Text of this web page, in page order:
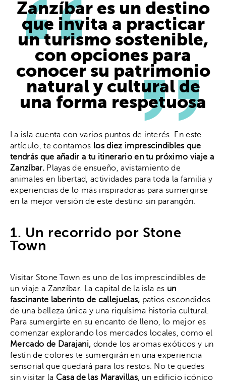
Zanzíbar es un destino
que invita a practicar
un turismo sostenible,
con opciones para
conocer su patrimonio
natural y cultural de
una forma respetuosa
La isla cuenta con varios puntos de interés. En este
artículo, te contamos los diez imprescindibles que
tendrás que añadir a tu itinerario en tu próximo viaje a
Zanzíbar. Playas de ensueño, avistamiento de
animales en libertad, actividades para toda la familia y
experiencias de lo más inspiradoras para sumergirse
en la mejor versión de este destino sin parangón.
1. Un recorrido por Stone
Town
Visitar Stone Town es uno de los imprescindibles de
un viaje a Zanzíbar. La capital de la isla es un
fascinante laberinto de callejuelas, patios escondidos
de una belleza única y una riquísima historia cultural.
Para sumergirte en su encanto de lleno, lo mejor es
comenzar explorando los mercados locales, como el
Mercado de Darajani, donde los aromas exóticos y un
festín de colores te sumergirán en una experiencia
sensorial que quedará para los restos. No te quedes
sin visitar la Casa de las Maravillas, un edificio icónico